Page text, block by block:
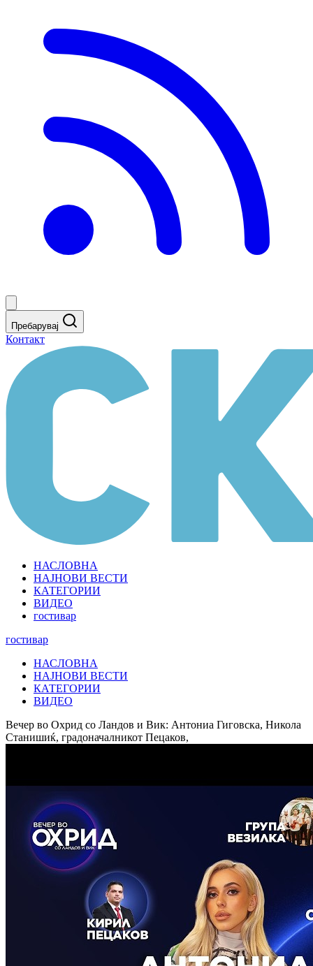
Пребарувај
Контакт
НАСЛОВНА
НАЈНОВИ ВЕСТИ
КАТЕГОРИИ
ВИДЕО
гостивар
гостивар
НАСЛОВНА
НАЈНОВИ ВЕСТИ
КАТЕГОРИИ
ВИДЕО
Вечер во Охрид со Ландов и Вик: Антониа Гиговска, Никола
Станишиќ, градоначалникот Пецаков,